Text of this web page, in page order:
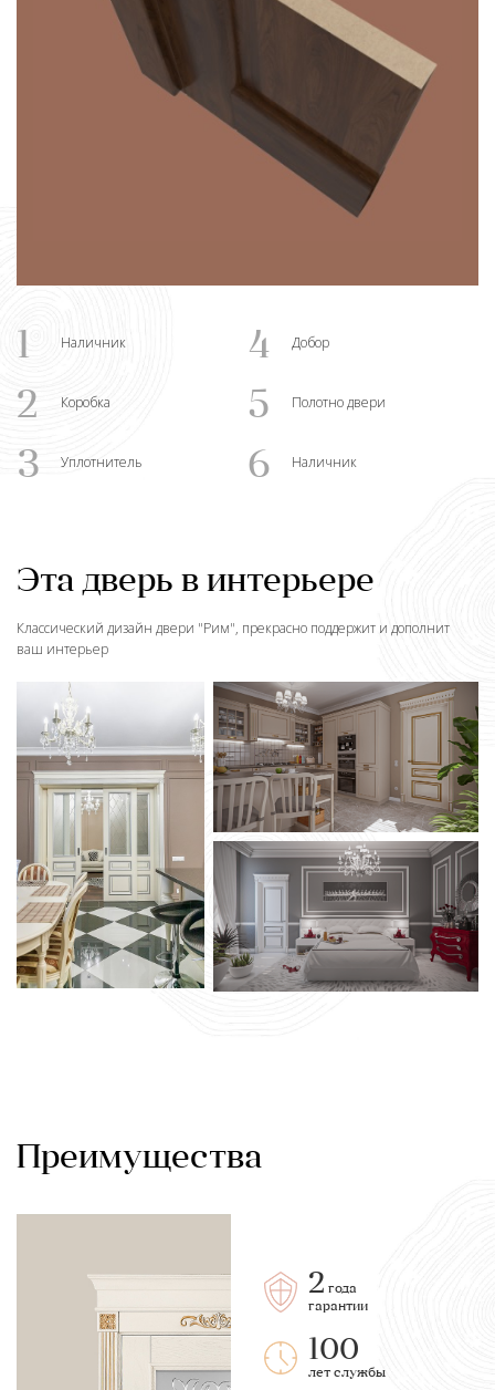
1 Наличник 4 Добор
2 Коробка 5 Полотно двери
3 Уплотнитель 6 Наличник
Эта дверь в интерьере
Классический дизайн двери "Рим", прекрасно поддержит и дополнит
ваш интерьер
Преимущества
2 года
гарантии
100
лет службы